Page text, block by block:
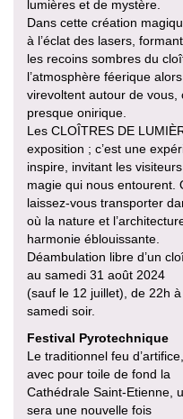
lumières et de mystère.
Dans cette création
à l’éclat des lasers,
les recoins sombres du
l’atmosphère féerique
virevoltent autour de
presque onirique.
Les CLOÎTRES DE
exposition ; c’est une
inspire, invitant les
magie qui nous entourent.
laissez-vous transporter
où la nature et
harmonie éblouissante.
Déambulation libre d’un
au samedi 31 août 2024
(sauf le 12 juillet), de 22h
samedi soir.
Festival Pyrotechnique
Le traditionnel feu
avec pour toile de fond la
Cathédrale Saint-Etienne,
sera une nouvelle fois